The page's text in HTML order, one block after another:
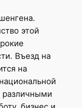
этой
Въезд на
на